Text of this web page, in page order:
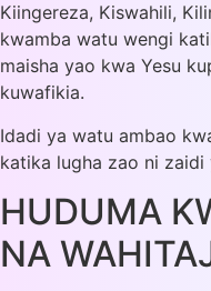
Kiingereza, Kiswahili,
kwamba watu wengi
maisha yao kwa Yesu
kuwafikia.
Idadi ya watu ambao
katika lugha zao ni
HUDUMA
NA